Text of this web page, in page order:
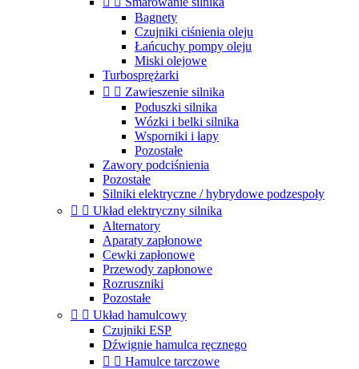
Bagnety
Czujniki ciśnienia oleju
Łańcuchy pompy oleju
Miski olejowe
Turbosprężarki
  Zawieszenie silnika
Poduszki silnika
Wózki i belki silnika
Wsporniki i łapy
Pozostałe
Zawory podciśnienia
Pozostałe
Silniki elektryczne / hybrydowe podzespoły
  Układ elektryczny silnika
Alternatory
Aparaty zapłonowe
Cewki zapłonowe
Przewody zapłonowe
Rozruszniki
Pozostałe
  Układ hamulcowy
Czujniki ESP
Dźwignie hamulca ręcznego
  Hamulce tarczowe